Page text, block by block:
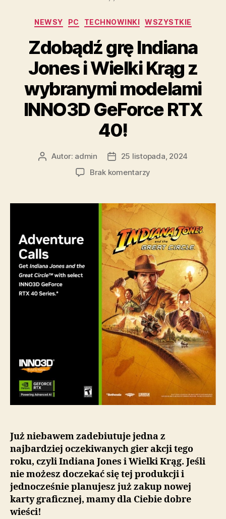
Kategorie
NEWSY PC TECHNOWINKI WSZYSTKIE
Zdobądź grę Indiana
Jones i Wielki Krąg z
wybranymi modelami
INNO3D GeForce RTX
40!
AutorAutor: admin
Data25 listopada, 2024
Brak komentarzy
Indiana
Jones
i
Wielki
Krąg
z
wybranymi
modelami
INNO3D
GeForce
RTX
40!
Już niebawem zadebiutuje jedna z
najbardziej oczekiwanych gier akcji tego
roku, czyli Indiana Jones i Wielki Krąg. Jeśli
nie możesz doczekać się tej produkcji i
jednocześnie planujesz już zakup nowej
karty graficznej, mamy dla Ciebie dobre
wieści!